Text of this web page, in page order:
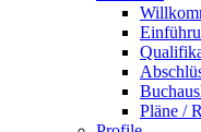
Pläne /